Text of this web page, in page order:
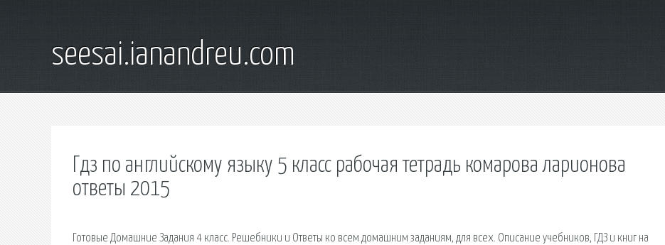
seesai.ianandreu.com
Гдз по английскому языку 5 класс рабочая тетрадь комарова ларионова
ответы 2015
Готовые Домашние Задания 4 класс. Решебники и Ответы ко всем домашним заданиям, для всех. Описание учебников, ГДЗ и книг на